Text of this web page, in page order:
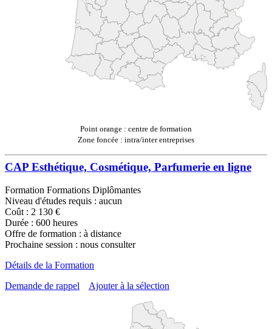
Point orange : centre de formation
Zone foncée : intra/inter entreprises
CAP Esthétique, Cosmétique, Parfumerie en ligne
Formation Formations Diplômantes
Niveau d'études requis : aucun
Coût : 2 130 €
Durée : 600 heures
Offre de formation : à distance
Prochaine session : nous consulter
Détails de la Formation
Demande de rappel
Ajouter à la sélection